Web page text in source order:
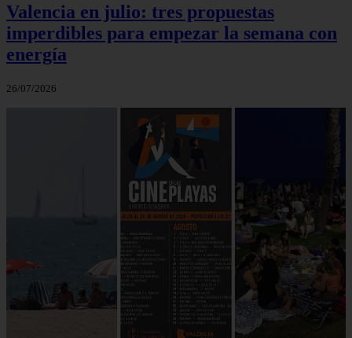
Valencia en julio: tres propuestas
imperdibles para empezar la semana con
energía
26/07/2026